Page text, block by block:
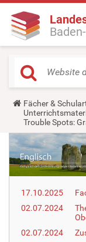
Y
o
u
a
e
h
e
r
:
Fächer &
Trouble Spots:
17.10.2025
02.07.2024
02.07.2024